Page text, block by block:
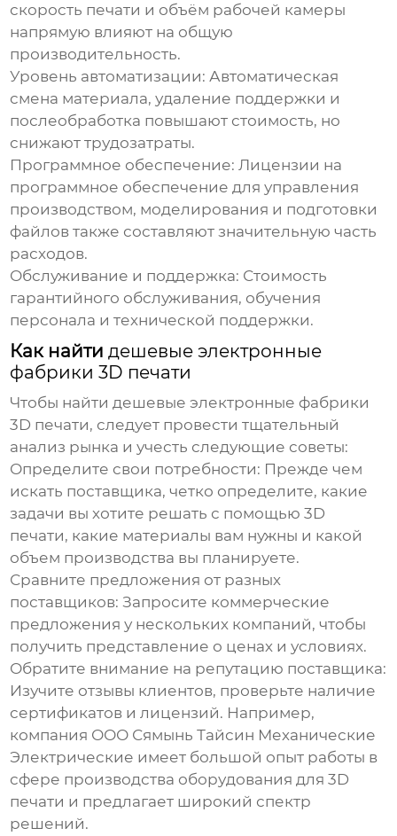
скорость печати и объём рабочей камеры
напрямую влияют на общую
производительность.
Уровень автоматизации: Автоматическая
смена материала, удаление поддержки и
послеобработка повышают стоимость, но
снижают трудозатраты.
Программное обеспечение: Лицензии на
программное обеспечение для управления
производством, моделирования и подготовки
файлов также составляют значительную часть
расходов.
Обслуживание и поддержка: Стоимость
гарантийного обслуживания, обучения
персонала и технической поддержки.
Как найтидешевые электронные
фабрики 3D печати
Чтобы найтидешевые электронные фабрики
3D печати, следует провести тщательный
анализ рынка и учесть следующие советы:
Определите свои потребности: Прежде чем
искать поставщика, четко определите, какие
задачи вы хотите решать с помощью 3D
печати, какие материалы вам нужны и какой
объем производства вы планируете.
Сравните предложения от разных
поставщиков: Запросите коммерческие
предложения у нескольких компаний, чтобы
получить представление о ценах и условиях.
Обратите внимание на репутацию поставщика:
Изучите отзывы клиентов, проверьте наличие
сертификатов и лицензий. Например,
компания ООО Сямынь Тайсин Механические
Электрические имеет большой опыт работы в
сфере производства оборудования для 3D
печати и предлагает широкий спектр
решений.